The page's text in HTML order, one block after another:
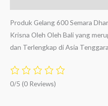
Produk Gelang 600 Semara
Krisna Oleh Oleh Bali yang
dan Terlengkap di Asia Tenggara
0/5 (0 Reviews)